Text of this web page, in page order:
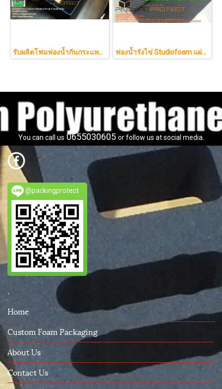
รับผลิตโฟมฟองน้ำกันกระแทกรับออกแบบบรรจุภัณฑ์โมเดล art toy ต่างๆ ฟองน้ำรังไข่ Studiofoam แผ่นซับเสียงห้อง แผ่นซับเสียงรังไข่ แผ่นซับเสียงรังไข่ Acoustic foam สีเทาดำขนาดใหญ่ 125*200ซม.หนา1นิ้วราคา290บาท
You can call us 0655030605 or follow us at social media.
@packingprotect
.
Home
Custom Foam Packaging
About Us
Contact Us